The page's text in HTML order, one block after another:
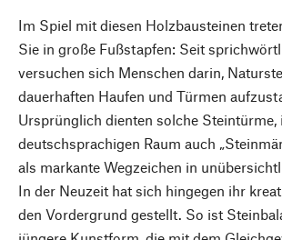
Im Spiel mit diesen Holzbausteinen
Sie in große Fußstapfen: Seit
versuchen sich Menschen darin,
dauerhaften Haufen und Türmen
Ursprünglich dienten solche Steintürme,
deutschsprachigen Raum auch
als markante Wegzeichen in
In der Neuzeit hat sich hingegen ihr
den Vordergrund gestellt. So ist